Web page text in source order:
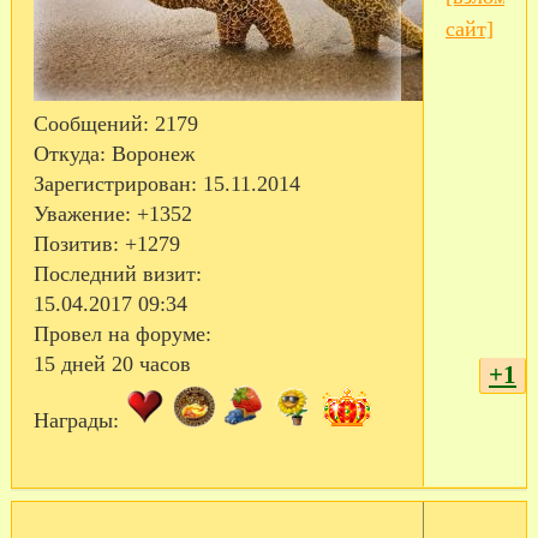
Сообщений: 2179
Откуда: Воронеж
Зарегистрирован: 15.11.2014
Уважение: +1352
Позитив: +1279
Последний визит:
15.04.2017 09:34
Провел на форуме:
15 дней 20 часов
Награды:
сайт]
+1